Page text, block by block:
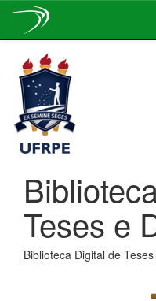
navigation
Teses e
Biblioteca Digital de